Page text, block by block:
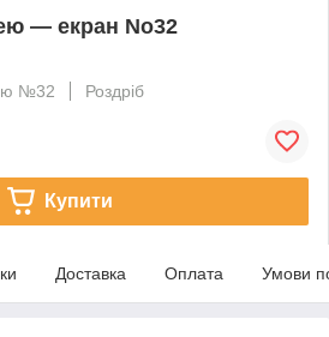
— екран No32
№32
Роздріб
Купити
Доставка Оплата Умови